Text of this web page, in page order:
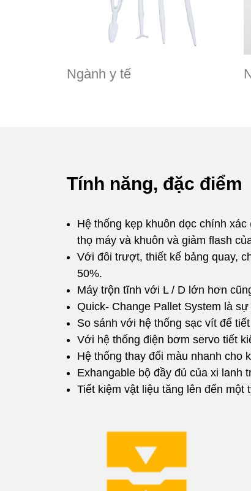
Ngành y tế
Tính năng, đặc điểm
Hệ thống kẹp khuôn dọc chính
thọ máy và khuôn và giảm flash
Với đôi trượt, thiết kế bảng quay,
50%.
Máy trộn tĩnh với L / D lớn hơn
Quick- Change Pallet System là
So sánh với hệ thống sạc vít để
Với hệ thống điện bơm servo tiết
Hệ thống thay đổi màu nhanh cho
Exhangable bộ đầy đủ của xi lanh
Tiết kiệm vật liệu tăng lên đến một